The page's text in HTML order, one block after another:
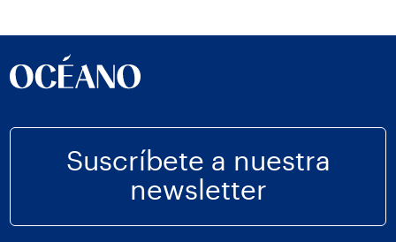
Suscríbete a nuestra
newsletter